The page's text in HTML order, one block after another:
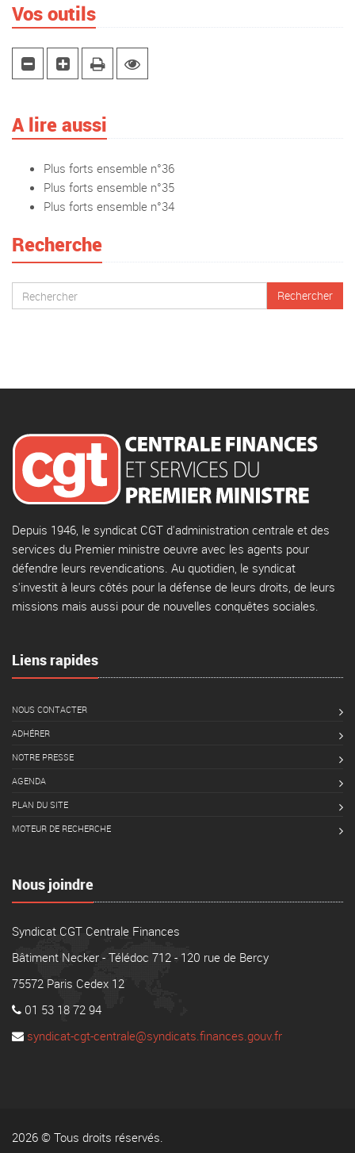
Vos outils
A lire aussi
Plus forts ensemble n°36
Plus forts ensemble n°35
Plus forts ensemble n°34
Recherche
Depuis 1946, le syndicat CGT d'administration centrale et des
services du Premier ministre oeuvre avec les agents pour
défendre leurs revendications. Au quotidien, le syndicat
s'investit à leurs côtés pour la défense de leurs droits, de leurs
missions mais aussi pour de nouvelles conquêtes sociales.
Liens rapides
NOUS CONTACTER
ADHÉRER
NOTRE PRESSE
AGENDA
PLAN DU SITE
MOTEUR DE RECHERCHE
Nous joindre
Syndicat CGT Centrale Finances
Bâtiment Necker - Télédoc 712 - 120 rue de Bercy
75572 Paris Cedex 12
01 53 18 72 94
syndicat-cgt-centrale@syndicats.finances.gouv.fr
2026 © Tous droits réservés.